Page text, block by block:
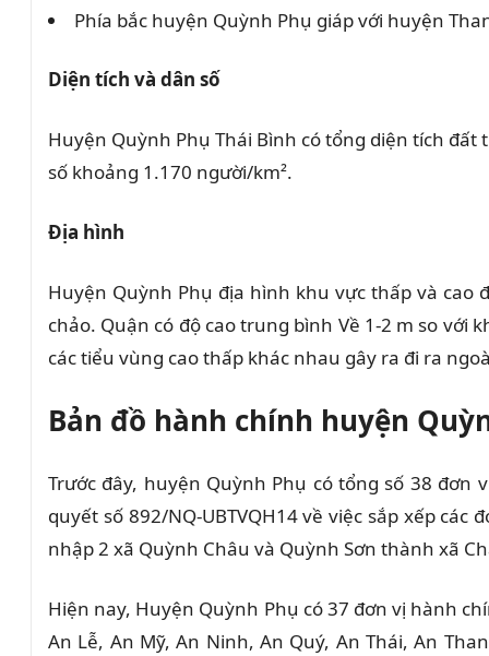
Phía bắc huyện Quỳnh Phụ giáp với huyện
Diện tích và dân số
Huyện Quỳnh Phụ Thái Bình có tổng diện tích
số khoảng 1.170 người/km².
Địa hình
Huyện Quỳnh Phụ địa hình khu vực thấp và cao
chảo. Quận có độ cao trung bình Về 1-2 m so với
các tiểu vùng cao thấp khác nhau gây ra đi ra
Bản đồ hành chính huyện
Trước đây, huyện Quỳnh Phụ có tổng số 38
quyết số 892/NQ-UBTVQH14 về việc sắp xếp
nhập 2 xã Quỳnh Châu và Quỳnh Sơn thành xã
Hiện nay, Huyện Quỳnh Phụ có 37 đơn vị hành
An Lễ, An Mỹ, An Ninh, An Quý, An Thái, An